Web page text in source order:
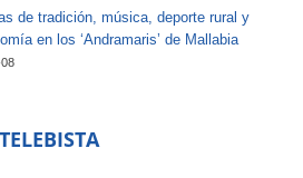
de tradición, música, deporte rural y
en los ‘Andramaris’ de Mallabia